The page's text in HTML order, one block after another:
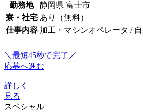
勤務地
静岡県 富士市
寮・社宅 あり（無料）
仕事内容 加工・マシンオペレータ /
＼最短45秒で完了／
応募へ進む
詳しく
見る
スペシャル